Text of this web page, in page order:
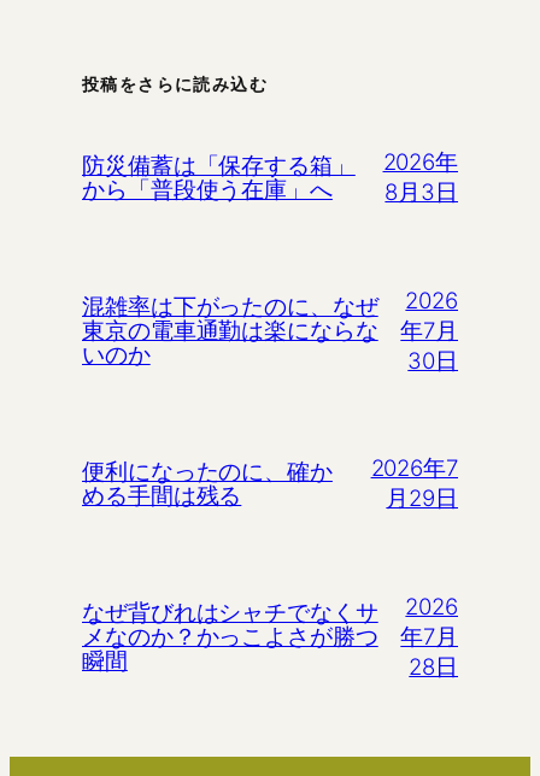
投稿をさらに読み込む
防災備蓄は「保存する箱」
から「普段使う在庫」へ
2026年
8月3日
混雑率は下がったのに、なぜ
東京の電車通勤は楽にならな
いのか
2026
年7月
30日
便利になったのに、確か
める手間は残る
2026年7
月29日
なぜ背びれはシャチでなくサ
メなのか？かっこよさが勝つ
瞬間
2026
年7月
28日